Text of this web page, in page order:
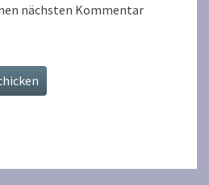
nächsten Kommentar